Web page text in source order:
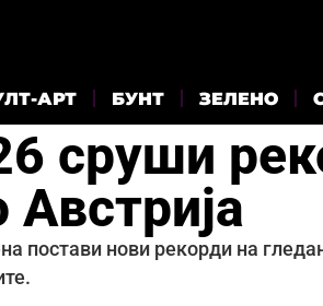
АРТ БУНТ ЗЕЛЕНО
сруши
Австрија
постави нови рекорди на